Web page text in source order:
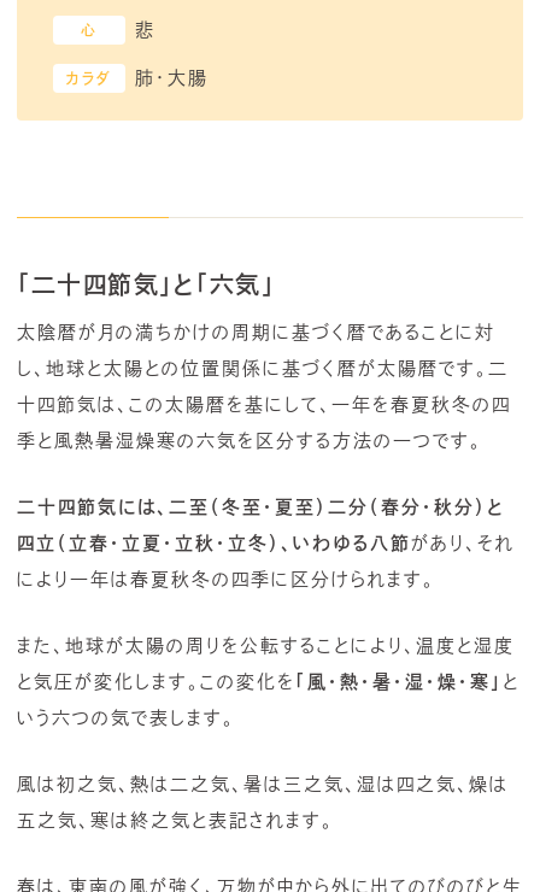
心 悲
カラダ 肺・大腸
「二十四節気」と「六気」
太陰暦が月の満ちかけの周期に基づく暦であることに対
し、地球と太陽との位置関係に基づく暦が太陽暦です。二
十四節気は、この太陽暦を基にして、一年を春夏秋冬の四
季と風熱暑湿燥寒の六気を区分する方法の一つです。
二十四節気には、二至（冬至・夏至）二分（春分・秋分）と
四立（立春・立夏・立秋・立冬）、いわゆる八節があり、それ
により一年は春夏秋冬の四季に区分けられます。
また、地球が太陽の周りを公転することにより、温度と湿度
と気圧が変化します。この変化を
「風・熱・暑・湿・燥・寒」 と
いう六つの気で表します。
風は初之気、熱は二之気、暑は三之気、湿は四之気、燥は
五之気、寒は終之気と表記されます。
春は、東南の風が強く、万物が中から外に出てのびのびと生